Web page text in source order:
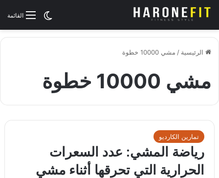
القائمةالوضع
الرئيسية / مشي 10000 خطوة
مشي 10000 خطوة
تمارين الكارديو
رياضة المشي: عدد السعرات
الحرارية التي تحرقها أثناء مشي